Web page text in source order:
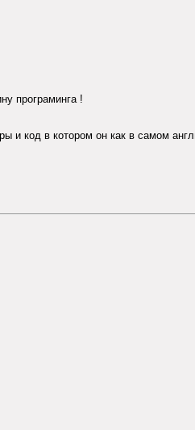
програминга !
и код в котором он как в самом